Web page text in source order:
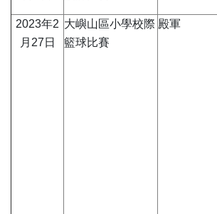
2023年2
月27日
大嶼山區小學校際
籃球比賽
殿軍